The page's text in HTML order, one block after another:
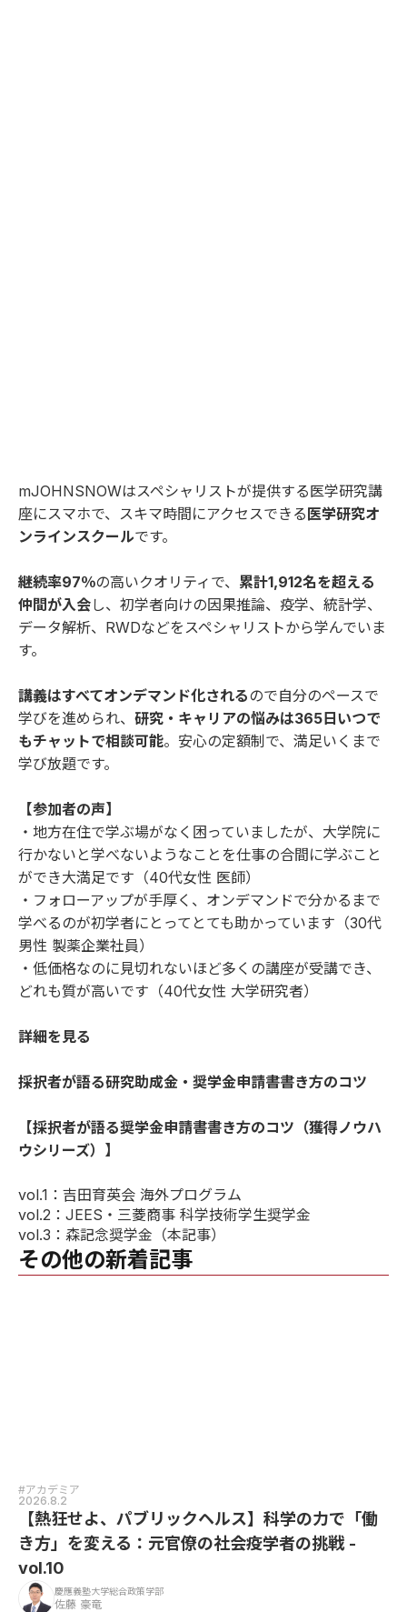
mJOHNSNOWはスペシャリストが提供する医学研究講
座にスマホで、スキマ時間にアクセスできる医学研究オ
ンラインスクールです。
継続率97％の高いクオリティで、 累計1,912名を超える
仲間が入会し、初学者向けの因果推論、疫学、統計学、
データ解析、RWDなどをスペシャリストから学んでいま
す。
講義はすべてオンデマンド化されるので自分のペースで
学びを進められ、 研究・キャリアの悩みは365日いつで
もチャットで相談可能。安心の定額制で、満足いくまで
学び放題です。
【参加者の声】
・地方在住で学ぶ場がなく困っていましたが、大学院に
行かないと学べないようなことを仕事の合間に学ぶこと
ができ大満足です（40代女性 医師）
・フォローアップが手厚く、オンデマンドで分かるまで
学べるのが初学者にとってとても助かっています（30代
男性 製薬企業社員）
・低価格なのに見切れないほど多くの講座が受講でき、
どれも質が高いです（40代女性 大学研究者）
詳細を見る
採択者が語る研究助成金・奨学金申請書書き方のコツ
【採択者が語る奨学金申請書書き方のコツ（獲得ノウハ
ウシリーズ）】
vol.1 ：吉田育英会 海外プログラム
vol.2 ：JEES・三菱商事 科学技術学生奨学金
vol.3 ：森記念奨学金（本記事）
その他の新着記事
#アカデミア
2026.8.2
【熱狂せよ、パブリックヘルス】科学の力で「働
き方」を変える：元官僚の社会疫学者の挑戦 -
vol.10
慶應義塾大学総合政策学部
佐藤 豪竜